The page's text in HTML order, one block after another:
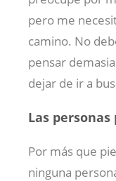
pero me
camino. No
pensar
dejar de ir a
Las
Por más que
ninguna